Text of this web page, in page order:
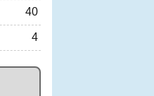
40
4